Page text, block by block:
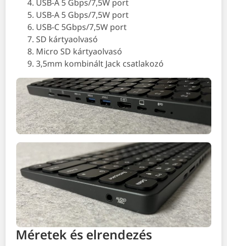
USB-A 5 Gbps/7,5W port
USB-A 5 Gbps/7,5W port
USB-C 5Gbps/7,5W port
SD kártyaolvasó
Micro SD kártyaolvasó
3,5mm kombinált Jack csatlakozó
Méretek és elrendezés